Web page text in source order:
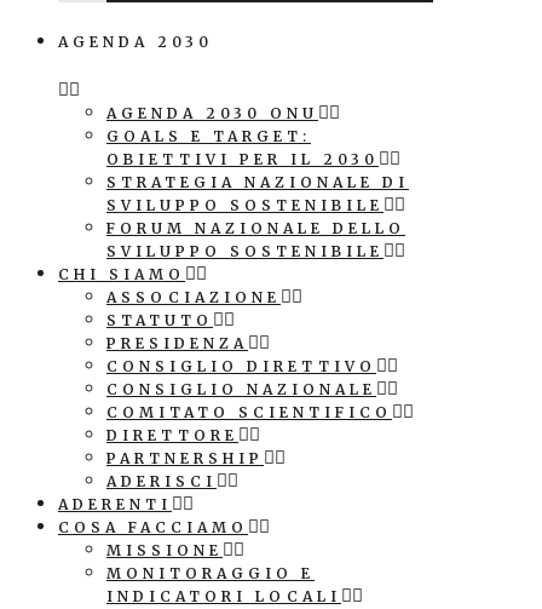
AGENDA 2030
AGENDA 2030 ONU
GOALS E TARGET:
OBIETTIVI PER IL 2030
STRATEGIA NAZIONALE DI
SVILUPPO SOSTENIBILE
FORUM NAZIONALE DELLO
SVILUPPO SOSTENIBILE
CHI SIAMO
ASSOCIAZIONE
STATUTO
PRESIDENZA
CONSIGLIO DIRETTIVO
CONSIGLIO NAZIONALE
COMITATO SCIENTIFICO
DIRETTORE
PARTNERSHIP
ADERISCI
ADERENTI
COSA FACCIAMO
MISSIONE
MONITORAGGIO E
INDICATORI LOCALI